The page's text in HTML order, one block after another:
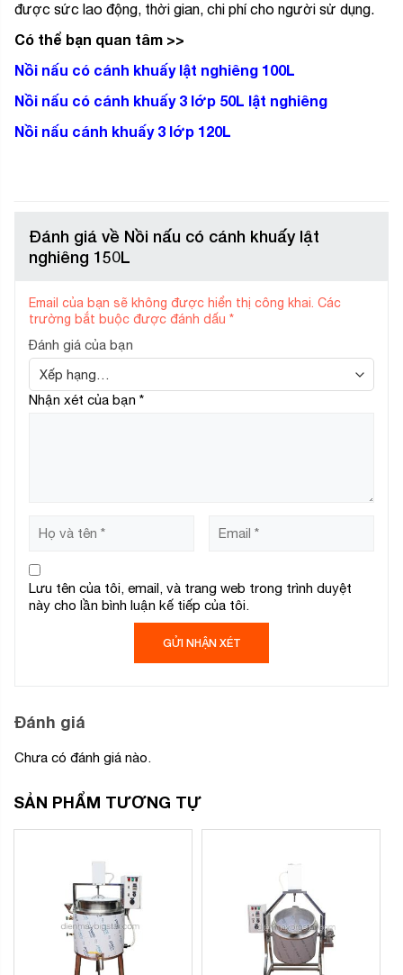
được sức lao động, thời gian, chi phí cho người sử dụng.
Có thể bạn quan tâm >>
Nồi nấu có cánh khuấy lật nghiêng 100L
Nồi nấu có cánh khuấy 3 lớp 50L lật nghiêng
Nồi nấu cánh khuấy 3 lớp 120L
Đánh giá về Nồi nấu có cánh khuấy lật
nghiêng 150L
Email của bạn sẽ không được hiển thị công khai. Các
trường bắt buộc được đánh dấu *
Đánh giá của bạn
Nhận xét của bạn *
Lưu tên của tôi, email, và trang web trong trình duyệt
này cho lần bình luận kế tiếp của tôi.
Đánh giá
Chưa có đánh giá nào.
SẢN PHẨM TƯƠNG TỰ